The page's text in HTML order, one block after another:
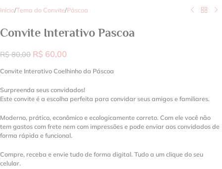
Início/Tema do Convite/Páscoa
Convite Interativo Pascoa
R$80,00 R$ 60,00
Convite Interativo Coelhinho da Páscoa
Surpreenda seus convidados!
Este convite é a escolha perfeita para convidar seus amigos e familiares.
Moderno, prático, econômico e ecologicamente correto. Com ele você não
tem gastos com frete nem com impressões e pode enviar aos convidados de
forma rápida e funcional.
Compre, receba e envie tudo de forma digital. Tudo a um clique do seu
celular.